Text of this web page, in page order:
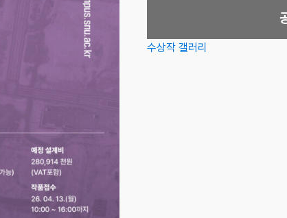
수상작 갤러리